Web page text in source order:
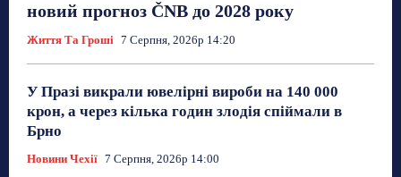
новий прогноз ČNB до 2028 року
Життя Та Гроші 7 Серпня, 2026р 14:20
У Празі викрали ювелірні вироби на 140 000
крон, а через кілька годин злодія спіймали в
Брно
Новини Чехії 7 Серпня, 2026р 14:00